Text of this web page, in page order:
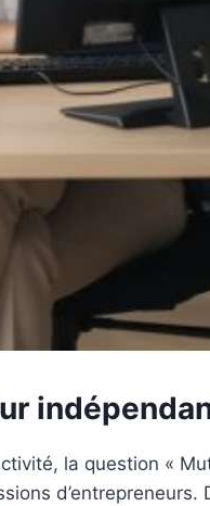
la question «
d’entrepreneurs.